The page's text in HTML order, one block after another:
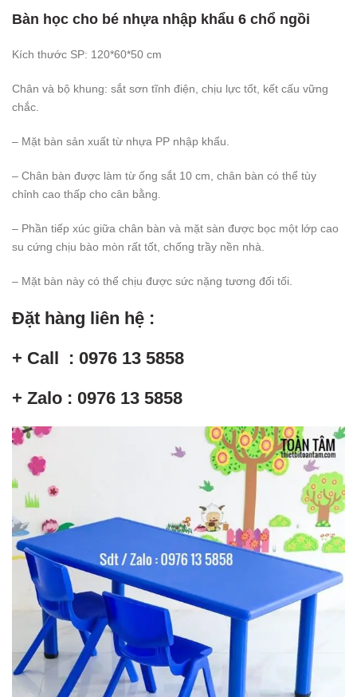
Bàn học cho bé nhựa nhập khẩu 6 chổ ngồi
Kích thước SP: 120*60*50 cm
Chân và bộ khung: sắt sơn tĩnh điện, chịu lực tốt, kết cấu vững
chắc.
– Mặt bàn sản xuất từ nhựa PP nhập khẩu.
– Chân bàn được làm từ ống sắt 10 cm, chân bàn có thể tùy
chỉnh cao thấp cho cân bằng.
– Phần tiếp xúc giữa chân bàn và mặt sàn được bọc một lớp cao
su cứng chịu bào mòn rất tốt, chống trầy nền nhà.
– Mặt bàn này có thể chịu được sức nặng tương đối tối.
Đặt hàng liên hệ :
+ Call : 0976 13 5858
+ Zalo : 0976 13 5858